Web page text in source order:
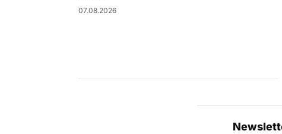
07.08.2026